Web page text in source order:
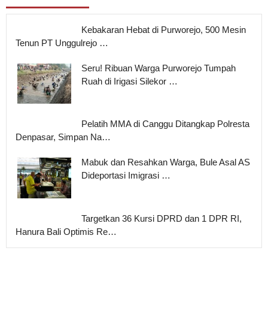
Kebakaran Hebat di Purworejo, 500 Mesin
Tenun PT Unggulrejo …
Seru! Ribuan Warga Purworejo Tumpah
Ruah di Irigasi Silekor …
Pelatih MMA di Canggu Ditangkap Polresta
Denpasar, Simpan Na…
Mabuk dan Resahkan Warga, Bule Asal AS
Dideportasi Imigrasi …
Targetkan 36 Kursi DPRD dan 1 DPR RI,
Hanura Bali Optimis Re…